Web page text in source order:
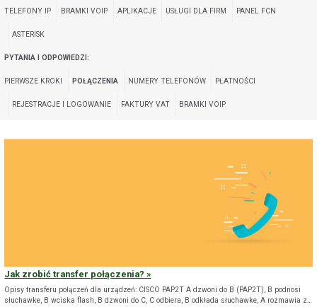
TELEFONY IP BRAMKI VOIP APLIKACJE USŁUGI DLA FIRM PANEL FCN
ASTERISK
PYTANIA I ODPOWIEDZI:
PIERWSZE KROKI POŁĄCZENIA NUMERY TELEFONÓW PŁATNOŚCI
REJESTRACJE I LOGOWANIE FAKTURY VAT BRAMKI VOIP
Jak zrobić transfer połączenia?
Opisy transferu połączeń dla urządzeń: CISCO PAP2T A dzwoni do B (PAP2T), B podnosi
słuchawke, B wciska flash, B dzwoni do C, C odbiera, B odkłada słuchawke, A rozmawia z…